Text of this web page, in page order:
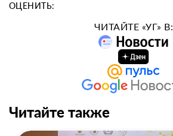
ОЦЕНИТЬ:
ЧИТАЙТЕ «УГ» В:
Читайте также